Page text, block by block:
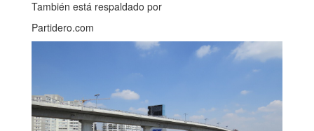
También está respaldado por
Partidero.com